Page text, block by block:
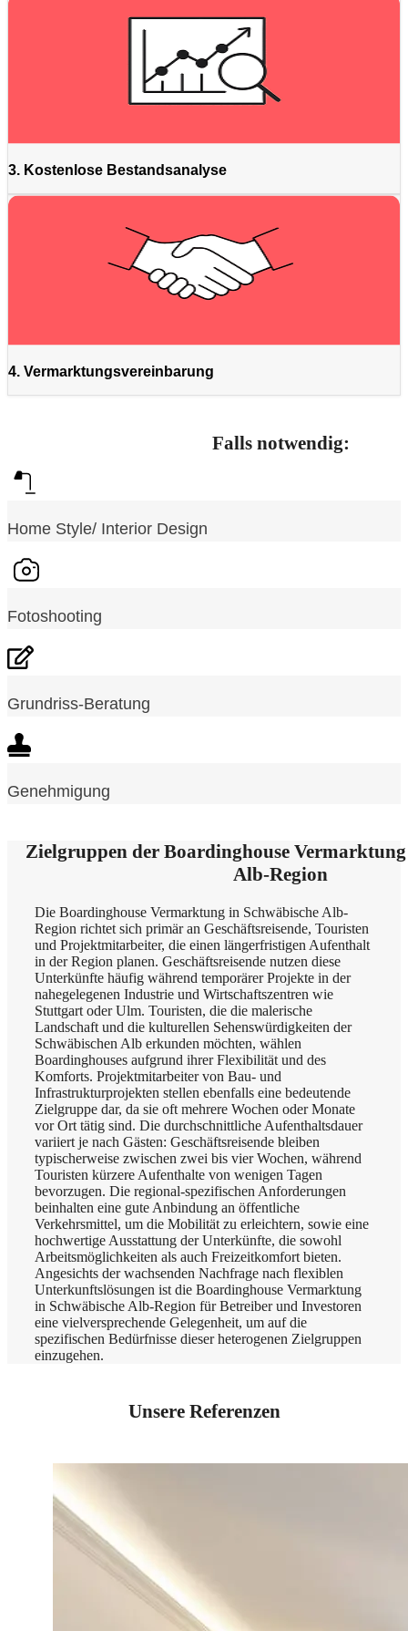
3. Kostenlose Bestandsanalyse
4. Vermarktungsvereinbarung
Falls notwendig:
Home Style/ Interior Design
Fotoshooting
Grundriss-Beratung
Genehmigung
Zielgruppen der Boardinghouse Vermarktung
Alb-Region
Die Boardinghouse Vermarktung in Schwäbische Alb-
Region richtet sich primär an Geschäftsreisende, Touristen
und Projektmitarbeiter, die einen längerfristigen Aufenthalt
in der Region planen. Geschäftsreisende nutzen diese
Unterkünfte häufig während temporärer Projekte in der
nahegelegenen Industrie und Wirtschaftszentren wie
Stuttgart oder Ulm. Touristen, die die malerische
Landschaft und die kulturellen Sehenswürdigkeiten der
Schwäbischen Alb erkunden möchten, wählen
Boardinghouses aufgrund ihrer Flexibilität und des
Komforts. Projektmitarbeiter von Bau- und
Infrastrukturprojekten stellen ebenfalls eine bedeutende
Zielgruppe dar, da sie oft mehrere Wochen oder Monate
vor Ort tätig sind. Die durchschnittliche Aufenthaltsdauer
variiert je nach Gästen: Geschäftsreisende bleiben
typischerweise zwischen zwei bis vier Wochen, während
Touristen kürzere Aufenthalte von wenigen Tagen
bevorzugen. Die regional-spezifischen Anforderungen
beinhalten eine gute Anbindung an öffentliche
Verkehrsmittel, um die Mobilität zu erleichtern, sowie eine
hochwertige Ausstattung der Unterkünfte, die sowohl
Arbeitsmöglichkeiten als auch Freizeitkomfort bieten.
Angesichts der wachsenden Nachfrage nach flexiblen
Unterkunftslösungen ist die Boardinghouse Vermarktung
in Schwäbische Alb-Region für Betreiber und Investoren
eine vielversprechende Gelegenheit, um auf die
spezifischen Bedürfnisse dieser heterogenen Zielgruppen
einzugehen.
Unsere Referenzen